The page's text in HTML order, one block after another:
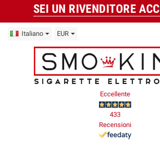
SEI UN RIVENDITORE
Italiano EUR
Eccellente
433
Recensioni